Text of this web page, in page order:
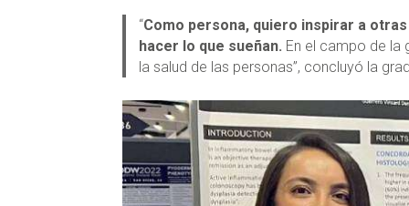
“Como persona, quiero inspirar a
hacer lo que sueñan. En el campo de
la salud de las personas”, concluyó la